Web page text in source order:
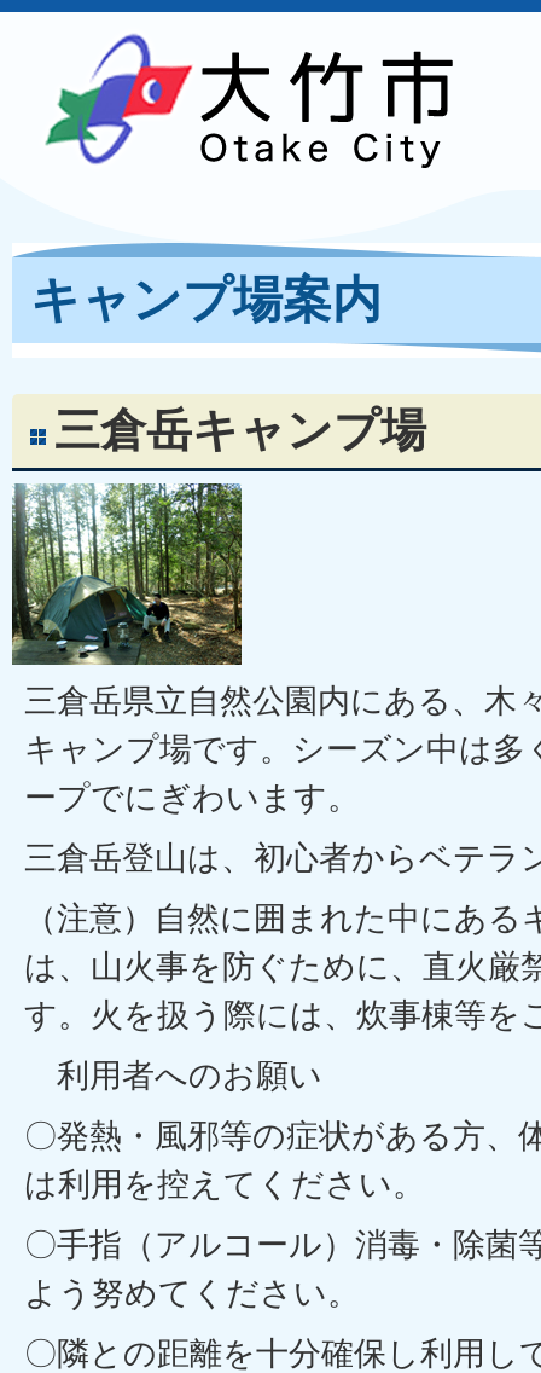
キャンプ場案内
三倉岳キャンプ場
三倉岳県立自然公園内にある、木
キャンプ場です。シーズン中は多
ープでにぎわいます。
三倉岳登山は、初心者からベテラ
（注意）自然に囲まれた中にあ
は、山火事を防ぐために、直火厳
す。火を扱う際には、炊事棟等を
利用者へのお願い
〇発熱・風邪等の症状がある方、
は利用を控えてください。
〇手指（アルコール）消毒・除菌
よう努めてください。
〇隣との距離を十分確保し利用し